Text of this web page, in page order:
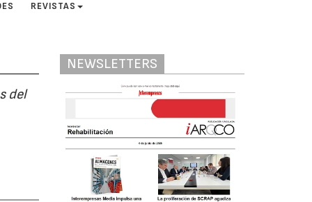
REVISTAS
del
NEWSLETTERS